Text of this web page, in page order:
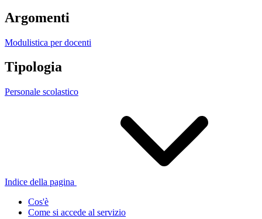
Argomenti
Modulistica per docenti
Tipologia
Personale scolastico
Indice della pagina
Cos'è
Come si accede al servizio